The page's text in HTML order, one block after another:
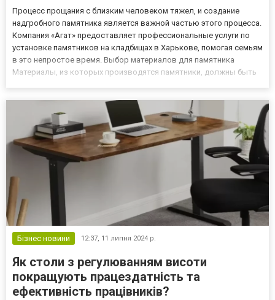
Процесс прощания с близким человеком тяжел, и создание
надгробного памятника является важной частью этого процесса.
Компания «Агат» предоставляет профессиональные услуги по
установке памятников на кладбищах в Харькове, помогая семьям
в это непростое время. Выбор материалов для памятника
Материалы, из которых производятся памятники, должны быть
Бізнес новини 12:37, 11 липня 2024 р.
Як столи з регулюванням висоти
покращують працездатність та
ефективність працівників?